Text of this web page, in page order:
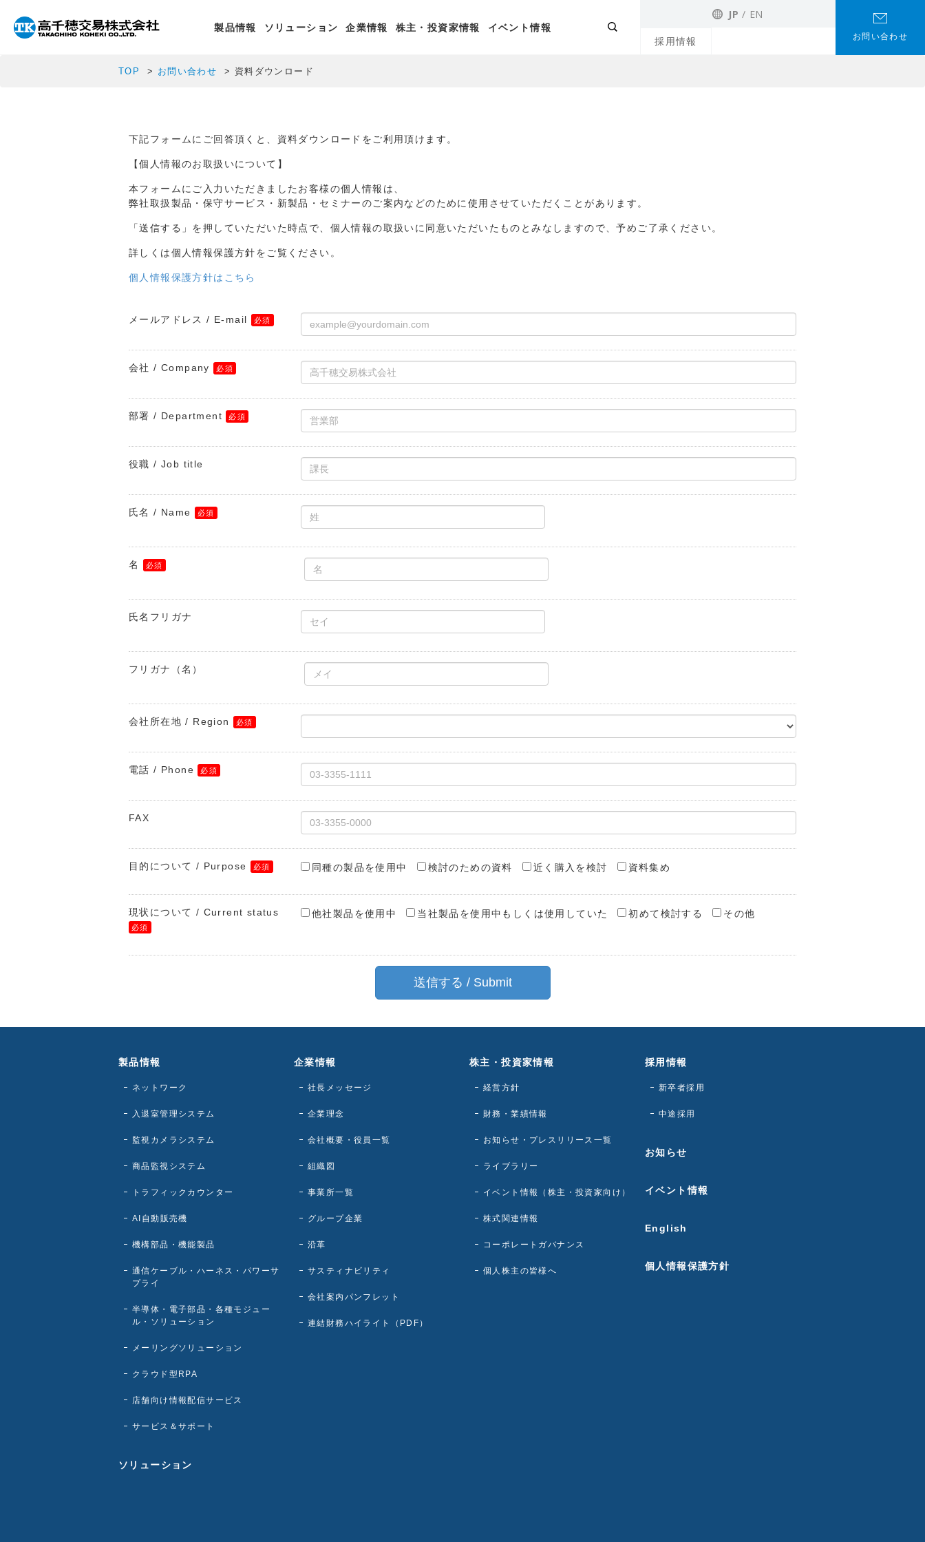
製品情報 ソリューション 企業情報 株主・投資家情報 イベント情報
JP EN
採用情報 お問い合わせ
TOP お問い合わせ 資料ダウンロード
下記フォームにご回答頂くと、資料ダウンロードをご利用頂けます。
【個人情報のお取扱いについて】
本フォームにご入力いただきましたお客様の個人情報は、
弊社取扱製品・保守サービス・新製品・セミナーのご案内などのために使用させていただくことがあります。
「送信する」を押していただいた時点で、個人情報の取扱いに同意いただいたものとみなしますので、予めご了承ください。
詳しくは個人情報保護方針をご覧ください。
個人情報保護方針はこちら
メールアドレス / E-mail
会社 / Company
部署 / Department
役職 / Job title
氏名 / Name
名
氏名フリガナ
フリガナ（名）
会社所在地 / Region
電話 / Phone
FAX
目的について / Purpose 同種の製品を使用中 検討のための資料 近く購入を検討 資料集め
現状について / Current status 他社製品を使用中 当社製品を使用中もしくは使用していた 初めて検討する その他
製品情報
ネットワーク
入退室管理システム
監視カメラシステム
商品監視システム
トラフィックカウンター
AI自動販売機
機構部品・機能製品
通信ケーブル・ハーネス・パワーサ
プライ
半導体・電子部品・各種モジュー
ル・ソリューション
メーリングソリューション
クラウド型RPA
店舗向け情報配信サービス
サービス＆サポート
ソリューション
企業情報
社長メッセージ
企業理念
会社概要・役員一覧
組織図
事業所一覧
グループ企業
沿革
サスティナビリティ
会社案内パンフレット
連結財務ハイライト（PDF）
株主・投資家情報
経営方針
財務・業績情報
お知らせ・プレスリリース一覧
ライブラリー
イベント情報（株主・投資家向け）
株式関連情報
コーポレートガバナンス
個人株主の皆様へ
採用情報
新卒者採用
中途採用
お知らせ
イベント情報
English
個人情報保護方針